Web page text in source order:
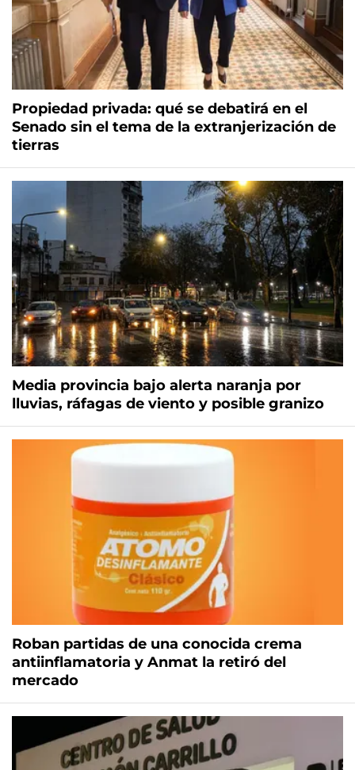
Propiedad privada: qué se debatirá en el
Senado sin el tema de la extranjerización de
tierras
Media provincia bajo alerta naranja por
lluvias, ráfagas de viento y posible granizo
Roban partidas de una conocida crema
antiinflamatoria y Anmat la retiró del
mercado